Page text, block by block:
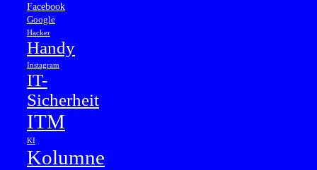
Facebook
Google
Hacker
Handy
Instagram
IT-
Sicherheit
ITM
KI
Kolumne